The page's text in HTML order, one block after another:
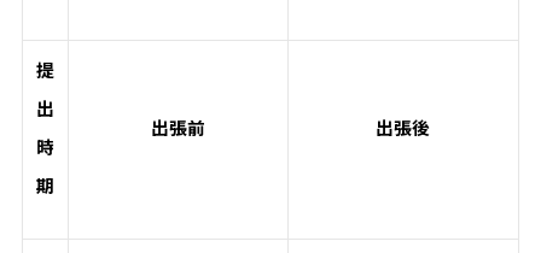
提
出
時
期
出張前 出張後